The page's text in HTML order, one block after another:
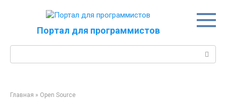
Портал для программистов
Главная » Open Source